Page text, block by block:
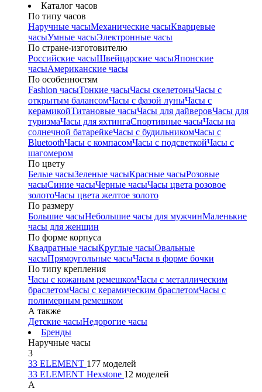
Каталог часов
По типу часов
Наручные часыМеханические часыКварцевые
часыУмные часыЭлектронные часы
По стране-изготовителю
Российские часыШвейцарские часыЯпонские
часыАмериканские часы
По особенностям
Fashion часыТонкие часыЧасы скелетоныЧасы с
открытым балансомЧасы с фазой луныЧасы с
керамикойТитановые часыЧасы для дайверовЧасы для
туризмаЧасы для яхтингаСпортивные часыЧасы на
солнечной батарейкеЧасы с будильникомЧасы с
BluetoothЧасы с компасомЧасы с подсветкойЧасы с
шагомером
По цвету
Белые часыЗеленые часыКрасные часыРозовые
часыСиние часыЧерные часыЧасы цвета розовое
золотоЧасы цвета желтое золото
По размеру
Большие часыНебольшие часы для мужчинМаленькие
часы для женщин
По форме корпуса
Квадратные часыКруглые часыОвальные
часыПрямоугольные часыЧасы в форме бочки
По типу крепления
Часы с кожаным ремешкомЧасы с металлическим
браслетомЧасы с керамическим браслетомЧасы с
полимерным ремешком
А также
Детские часыНедорогие часы
Бренды
Наручные часы
3
33 ELEMENT 177 моделей
33 ELEMENT Hexstone 12 моделей
A